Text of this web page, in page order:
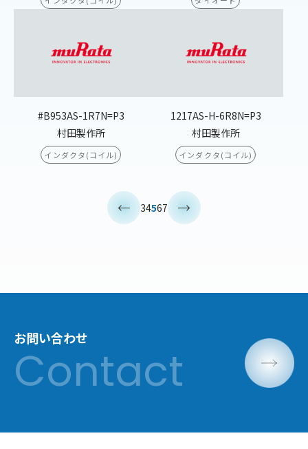
#B953AS-1R7N=P3
村田製作所
インダクタ(コイル)
1217AS-H-6R8N=P3
村田製作所
インダクタ(コイル)
34567
お問い合わせ